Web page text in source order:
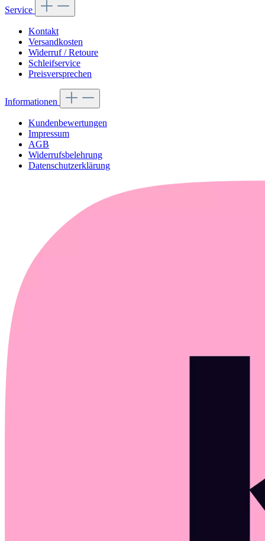
Service
Kontakt
Versandkosten
Widerruf / Retoure
Schleifservice
Preisversprechen
Informationen
Kundenbewertungen
Impressum
AGB
Widerrufsbelehrung
Datenschutzerklärung